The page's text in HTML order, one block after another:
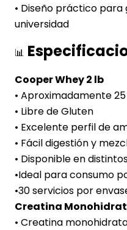
• Diseño práctico
universidad
📊
Cooper Whey 2 lb
• Aproximadamente
• Libre de Gluten
• Excelente perfil de
• Fácil digestión y
• Disponible en
•Ideal para consumo
•30 servicios por
Creatina
• Creatina